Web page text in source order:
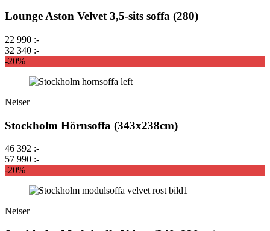
Lounge Aston Velvet 3,5-sits soffa (280)
22 990 :-
32 340 :-
-20%
Neiser
Stockholm Hörnsoffa (343x238cm)
46 392 :-
57 990 :-
-20%
Neiser